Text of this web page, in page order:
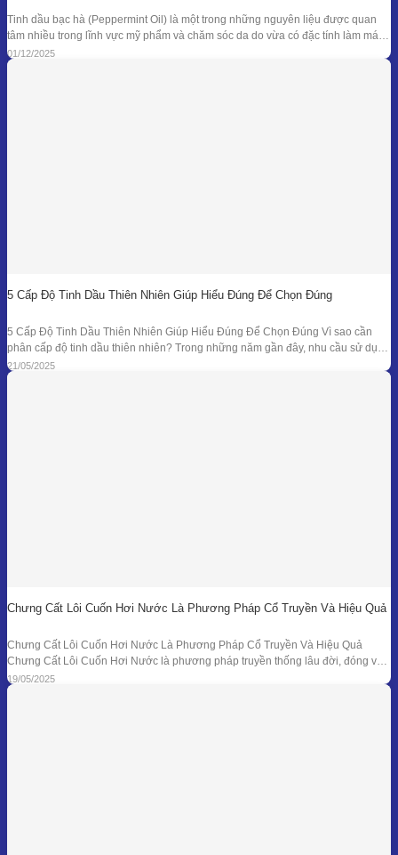
Tinh dầu bạc hà (Peppermint Oil) là một trong những nguyên liệu được quan
tâm nhiều trong lĩnh vực mỹ phẩm và chăm sóc da do vừa có đặc tính làm mát
đặc trưng, vừa sở hữu phổ kháng khuẩn và khử mùi tự nhiên đã được ghi nhận
trong nhiều nghiên cứu. Giá trị
01/12/2025
5 Cấp Độ Tinh Dầu Thiên Nhiên Giúp Hiểu Đúng Để Chọn Đúng
5 Cấp Độ Tinh Dầu Thiên Nhiên Giúp Hiểu Đúng Để Chọn Đúng Vì sao cần
phân cấp độ tinh dầu thiên nhiên? Trong những năm gần đây, nhu cầu sử dụng
tinh dầu thiên nhiên ngày càng gia tăng trong các lĩnh vực như chăm sóc sức
khỏe, mỹ phẩm, liệu pháp hương thơm,
21/05/2025
Chưng Cất Lôi Cuốn Hơi Nước Là Phương Pháp Cổ Truyền Và Hiệu Quả
Chưng Cất Lôi Cuốn Hơi Nước Là Phương Pháp Cổ Truyền Và Hiệu Quả
Chưng Cất Lôi Cuốn Hơi Nước là phương pháp truyền thống lâu đời, đóng vai
trò nền tảng trong ngành chiết xuất tinh dầu thiên nhiên. Từ những nồi đồng thủ
công ở các làng nghề cho đến hệ thống chưng
19/05/2025